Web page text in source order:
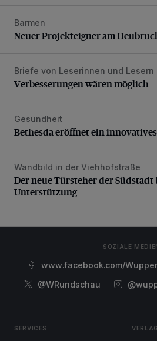
Neuer Projekteigner am Heubruch
Barmen
Neuer Projekteigner am
Verbesserungen wären möglich
Briefe von Leserinnen und Lesern
Verbesserungen wären möglich
Bethesda eröffnet ein innovatives
Gesundheit
Bethesda eröffnet ein
Der neue Türsteher der Südstadt
Wandbild in der Viehhofstraße
Der neue Türsteher der
Unterstützung
SOZIALE
www.facebook.com/
@WRundschau
SERVICES VERLAG